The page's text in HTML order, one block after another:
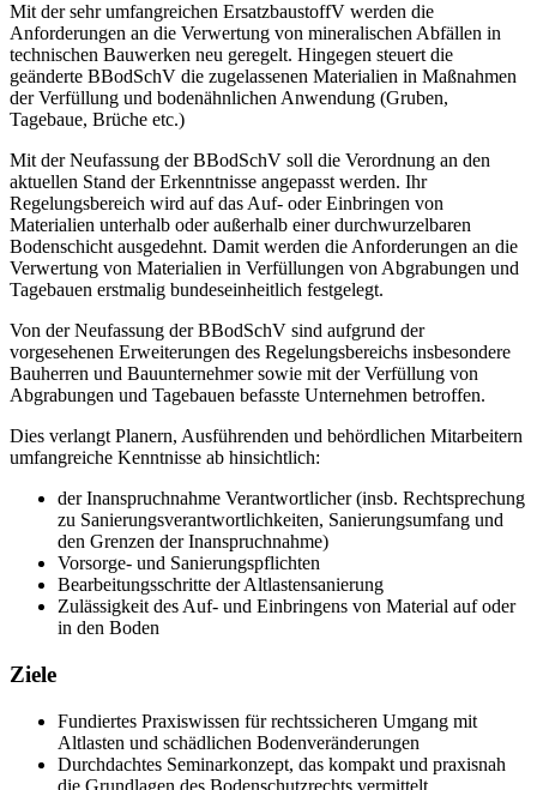
Mit der sehr umfangreichen ErsatzbaustoffV werden die
Anforderungen an die Verwertung von mineralischen Abfällen in
technischen Bauwerken neu geregelt. Hingegen steuert die
geänderte BBodSchV die zugelassenen Materialien in Maßnahmen
der Verfüllung und bodenähnlichen Anwendung (Gruben,
Tagebaue, Brüche etc.)
Mit der Neufassung der BBodSchV soll die Verordnung an den
aktuellen Stand der Erkenntnisse angepasst werden. Ihr
Regelungsbereich wird auf das Auf- oder Einbringen von
Materialien unterhalb oder außerhalb einer durchwurzelbaren
Bodenschicht ausgedehnt. Damit werden die Anforderungen an die
Verwertung von Materialien in Verfüllungen von Abgrabungen und
Tagebauen erstmalig bundeseinheitlich festgelegt.
Von der Neufassung der BBodSchV sind aufgrund der
vorgesehenen Erweiterungen des Regelungsbereichs insbesondere
Bauherren und Bauunternehmer sowie mit der Verfüllung von
Abgrabungen und Tagebauen befasste Unternehmen betroffen.
Dies verlangt Planern, Ausführenden und behördlichen Mitarbeitern
umfangreiche Kenntnisse ab hinsichtlich:
der Inanspruchnahme Verantwortlicher (insb. Rechtsprechung
zu Sanierungsverantwortlichkeiten, Sanierungsumfang und
den Grenzen der Inanspruchnahme)
Vorsorge- und Sanierungspflichten
Bearbeitungsschritte der Altlastensanierung
Zulässigkeit des Auf- und Einbringens von Material auf oder
in den Boden
Ziele
Fundiertes Praxiswissen für rechtssicheren Umgang mit
Altlasten und schädlichen Bodenveränderungen
Durchdachtes Seminarkonzept, das kompakt und praxisnah
die Grundlagen des Bodenschutzrechts vermittelt